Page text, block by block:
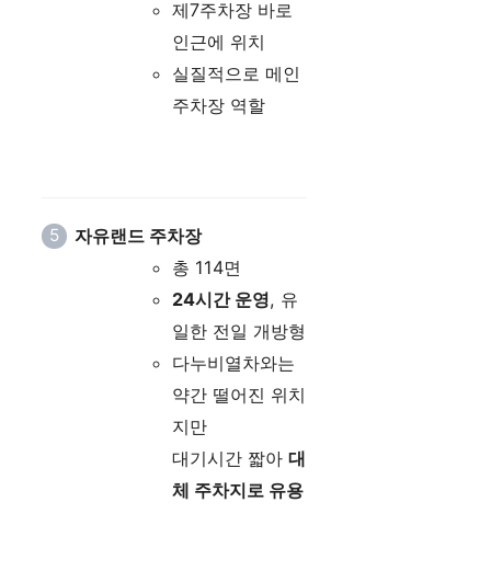
제7주차장 바로
인근에 위치
실질적으로 메인
주차장 역할
자유랜드 주차장
총 114면
24시간 운영, 유
일한 전일 개방형
다누비열차와는
약간 떨어진 위치
지만
대기시간 짧아 대
체 주차지로 유용